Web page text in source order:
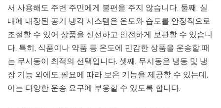
서 사용해도 주변 주민에게 불편을 주지 않습니다. 둘째, 실
내에 내장된 공기 냉각 시스템은 온도와 습도를 안정적으로
조절할 수 있어 상품을 신선하고 안전하게 보관할 수 있습니
다. 특히, 식품이나 약품 등 온도에 민감한 상품을 운송할 때
는 무시동이 최적의 선택입니다. 셋째, 무시동은 냉동 및 냉
장 기능 외에도 필요에 따라 보온 기능을 제공할 수 있는데,
이는 다양한 운송 요구에 부응할 수 있도록 합니다.